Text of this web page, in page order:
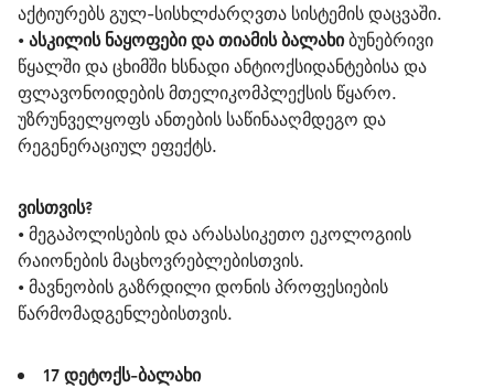
აქტიურებს გულ-სისხლძარღვთა სისტემის დაცვაში.
• ასკილის ნაყოფები და თიამის ბალახი ბუნებრივი
წყალში და ცხიმში ხსნადი ანტიოქსიდანტებისა და
ფლავონოიდების მთელიკომპლექსის წყარო.
უზრუნველყოფს ანთების საწინააღმდეგო და
რეგენერაციულ ეფექტს.
ვისთვის?
• მეგაპოლისების და არასასიკეთო ეკოლოგიის
რაიონების მაცხოვრებლებისთვის.
• მავნეობის გაზრდილი დონის პროფესიების
წარმომადგენლებისთვის.
17დეტოქს-ბალახი